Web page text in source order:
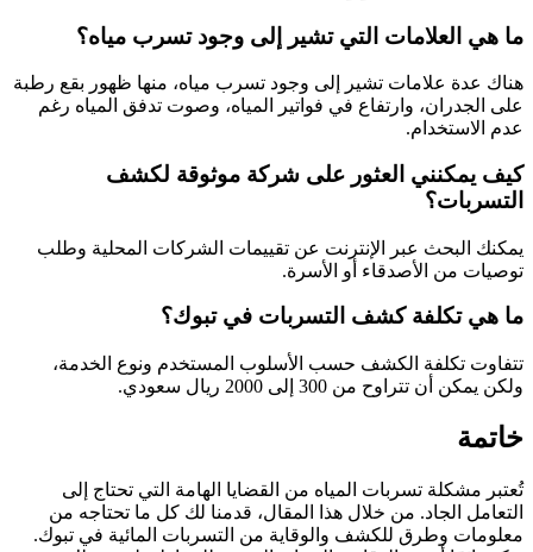
ما هي العلامات التي تشير إلى وجود تسرب مياه؟
هناك عدة علامات تشير إلى وجود تسرب مياه، منها ظهور بقع رطبة
على الجدران، وارتفاع في فواتير المياه، وصوت تدفق المياه رغم
عدم الاستخدام.
كيف يمكنني العثور على شركة موثوقة لكشف
التسربات؟
يمكنك البحث عبر الإنترنت عن تقييمات الشركات المحلية وطلب
توصيات من الأصدقاء أو الأسرة.
ما هي تكلفة كشف التسربات في تبوك؟
تتفاوت تكلفة الكشف حسب الأسلوب المستخدم ونوع الخدمة،
ولكن يمكن أن تتراوح من 300 إلى 2000 ريال سعودي.
خاتمة
تُعتبر مشكلة تسربات المياه من القضايا الهامة التي تحتاج إلى
التعامل الجاد. من خلال هذا المقال، قدمنا لك كل ما تحتاجه من
معلومات وطرق للكشف والوقاية من التسربات المائية في تبوك.